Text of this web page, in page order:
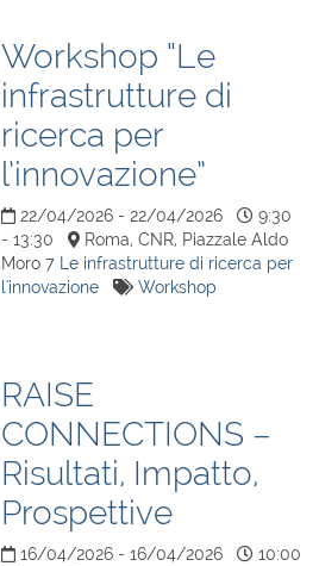
Workshop “Le
infrastrutture di
ricerca per
l’innovazione”
22/04/2026 - 22/04/2026
9:30
- 13:30
Roma, CNR, Piazzale Aldo
Moro 7
Le infrastrutture di ricerca per
l'innovazione
Workshop
RAISE
CONNECTIONS –
Risultati, Impatto,
Prospettive
16/04/2026 - 16/04/2026
10:00